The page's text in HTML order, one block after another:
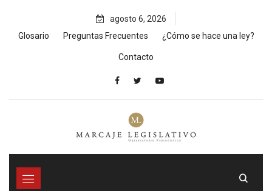
content
agosto 6, 2026
Glosario
Preguntas Frecuentes ¿Cómo se hace una ley?
Contacto